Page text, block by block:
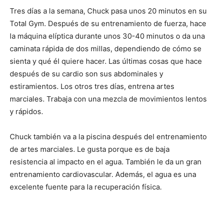
Tres días a la semana, Chuck pasa unos 20 minutos en su
Total Gym. Después de su entrenamiento de fuerza, hace
la máquina elíptica durante unos 30-40 minutos o da una
caminata rápida de dos millas, dependiendo de cómo se
sienta y qué él quiere hacer. Las últimas cosas que hace
después de su cardio son sus abdominales y
estiramientos. Los otros tres días, entrena artes
marciales. Trabaja con una mezcla de movimientos lentos
y rápidos.
Chuck también va a la piscina después del entrenamiento
de artes marciales. Le gusta porque es de baja
resistencia al impacto en el agua. También le da un gran
entrenamiento cardiovascular. Además, el agua es una
excelente fuente para la recuperación física.